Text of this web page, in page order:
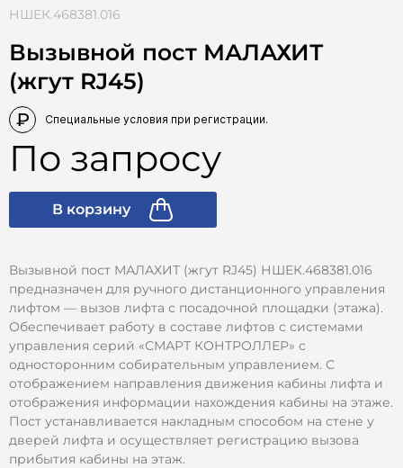
НШЕК.468381.016
Вызывной пост МАЛАХИТ
(жгут RJ45)
По запросу
В корзину
Вызывной пост МАЛАХИТ (жгут RJ45) НШЕК.468381.016
предназначен для ручного дистанционного управления
лифтом — вызов лифта с посадочной площадки (этажа).
Обеспечивает работу в составе лифтов с системами
управления серий «СМАРТ КОНТРОЛЛЕР» с
односторонним собирательным управлением. С
отображением направления движения кабины лифта и
отображения информации нахождения кабины на этаже.
Пост устанавливается накладным способом на стене у
дверей лифта и осуществляет регистрацию вызова
прибытия кабины на этаж.